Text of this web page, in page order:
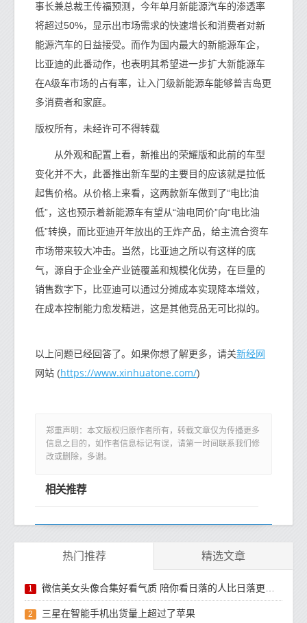
事长兼总裁王传福预测，今年单月新能源汽车的渗透率
将超过50%，显示出市场需求的快速增长和消费者对新
能源汽车的日益接受。而作为国内最大的新能源车企，
比亚迪的此番动作，也表明其希望进一步扩大新能源车
在A级车市场的占有率，让入门级新能源车能够普吉岛更
多消费者和家庭。
版权所有，未经许可不得转载
从外观和配置上看，新推出的荣耀版和此前的车型
变化并不大，此番推出新车型的主要目的应该就是拉低
起售价格。从价格上来看，这两款新车做到了“电比油
低”，这也预示着新能源车有望从“油电同价”向“电比油
低”转换，而比亚迪开年放出的王炸产品，给主流合资车
市场带来较大冲击。当然，比亚迪之所以有这样的底
气，源自于企业全产业链覆盖和规模化优势，在巨量的
销售数字下，比亚迪可以通过分摊成本实现降本增效，
在成本控制能力愈发精进，这是其他竞品无可比拟的。
以上问题已经回答了。如果你想了解更多，请关新经网
网站 (https://www.xinhuatone.com/)
郑重声明：本文版权归原作者所有，转载文章仅为传播更多
信息之目的，如作者信息标记有误，请第一时间联系我们修
改或删除，多谢。
相关推荐
热门推荐 精选文章
1 微信美女头像合集好看气质 陪你看日落的人比日落更浪漫
2 三星在智能手机出货量上超过了苹果